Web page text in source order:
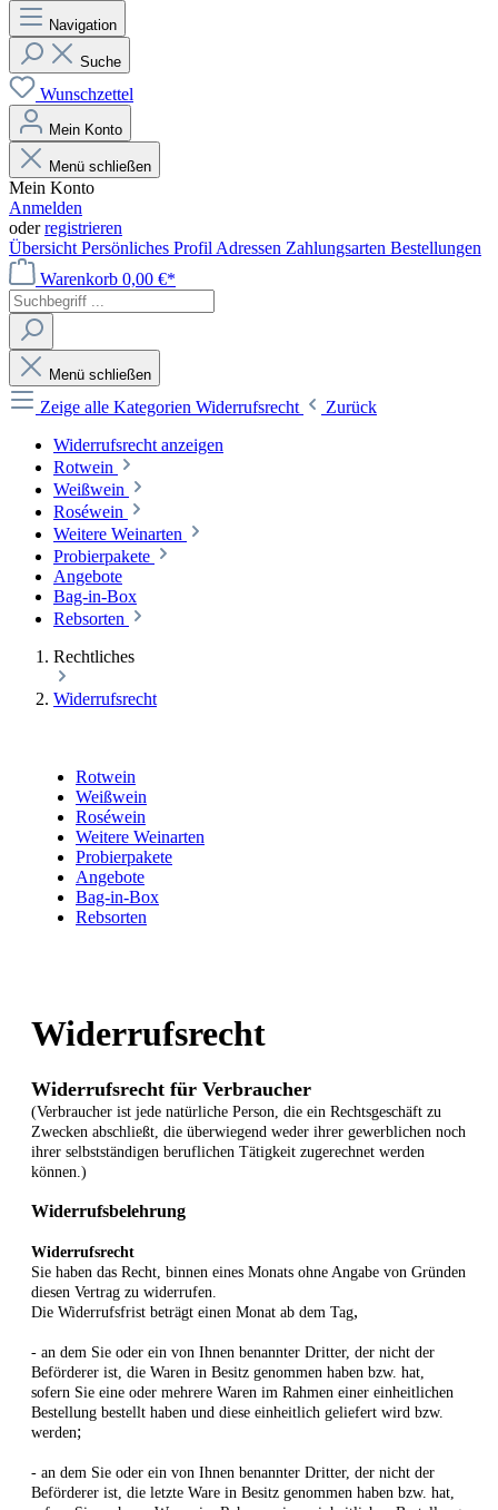
Navigation
Suche
Wunschzettel
Mein Konto
Menü schließen
Mein Konto
Anmelden
oderregistrieren
Übersicht Persönliches Profil Adressen Zahlungsarten Bestellungen
Warenkorb 0,00 €*
Menü schließen
Zeige alle Kategorien Widerrufsrecht
Zurück
Widerrufsrecht anzeigen
Rotwein
Weißwein
Roséwein
Weitere Weinarten
Probierpakete
Angebote
Bag-in-Box
Rebsorten
Rechtliches
Widerrufsrecht
Rotwein
Weißwein
Roséwein
Weitere Weinarten
Probierpakete
Angebote
Bag-in-Box
Rebsorten
Widerrufsrecht
Widerrufsrecht für Verbraucher
(Verbraucher ist jede natürliche Person, die ein Rechtsgeschäft zu
Zwecken abschließt, die überwiegend weder ihrer gewerblichen noch
ihrer selbstständigen beruflichen Tätigkeit zugerechnet werden
können.)
Widerrufsbelehrung
Widerrufsrecht
Sie haben das Recht, binnen eines Monats ohne Angabe von Gründen
diesen Vertrag zu widerrufen.
Die Widerrufsfrist beträgt einen Monat ab dem Tag,
- an dem Sie oder ein von Ihnen benannter Dritter, der nicht der
Beförderer ist, die Waren in Besitz genommen haben bzw. hat,
sofern Sie eine oder mehrere Waren im Rahmen einer einheitlichen
Bestellung bestellt haben und diese einheitlich geliefert wird bzw.
werden;
- an dem Sie oder ein von Ihnen benannter Dritter, der nicht der
Beförderer ist, die letzte Ware in Besitz genommen haben bzw. hat,